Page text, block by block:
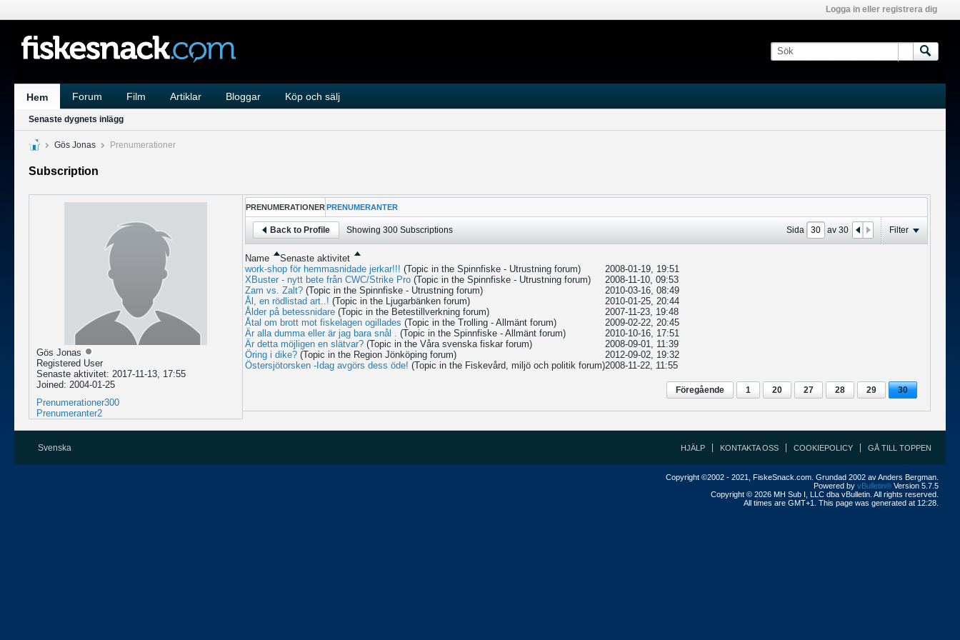
Logga in eller registrera dig
Hem Forum Film Artiklar Bloggar Köp och sälj
Senaste dygnets inlägg
Gös Jonas Prenumerationer
Subscription
Gös Jonas
Registered User
Senaste aktivitet: 2017-11-13, 17:55
Joined: 2004-01-25
Prenumerationer300
Prenumeranter2
PRENUMERATIONER PRENUMERANTER
Back to Profile Showing 300Subscriptions Sida av30 Filter
Name
Senaste aktivitet
work-shop för hemmasnidade jerkar!!! (Topic in the Spinnfiske - Utrustningforum)
2008-01-19, 19:51
XBuster - nytt bete från CWC/Strike Pro (Topic in the Spinnfiske - Utrustningforum)
2008-11-10, 09:53
Zam vs. Zalt? (Topic in the Spinnfiske - Utrustningforum)
2010-03-16, 08:49
Ål, en rödlistad art..! (Topic in the Ljugarbänkenforum)
2010-01-25, 20:44
Ålder på betessnidare (Topic in the Betestillverkningforum)
2007-11-23, 19:48
Åtal om brott mot fiskelagen ogillades (Topic in the Trolling - Allmäntforum)
2009-02-22, 20:45
Är alla dumma eller är jag bara snål .
(Topic in the Spinnfiske - Allmäntforum)
2010-10-16, 17:51
Är detta möjligen en slätvar? (Topic in the Våra svenska fiskarforum)
2008-09-01, 11:39
Öring i dike? (Topic in the Region Jönköpingforum)
2012-09-02, 19:32
Östersjötorsken -Idag avgörs dess öde! (Topic in the Fiskevård, miljö och politik forum)2008-11-22, 11:55
Föregående 1 20 27 28 29 30
Svenska HJÄLP KONTAKTA OSS COOKIEPOLICY GÅ TILL TOPPEN
Copyright ©2002 - 2021, FiskeSnack.com. Grundad 2002 av Anders Bergman.
Powered by vBulletin® Version 5.7.5
Copyright © 2026 MH Sub I, LLC dba vBulletin. All rights reserved.
All times are GMT+1. This page was generated at 12:28.